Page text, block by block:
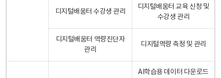
디지털배움터 수강생 관리
디지털배움터 교육 신청 및
수강생 관리
디지털배움터 역량진단자
관리
디지털역량 측정 및 관리
AI학습용 데이터 다운로드